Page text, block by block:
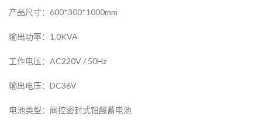
产品尺寸：600*300*1000mm
输出功率：1.0KVA
工作电压：AC220V / 50Hz
输出电压：DC36V
电池类型：阀控密封式铅酸蓄电池